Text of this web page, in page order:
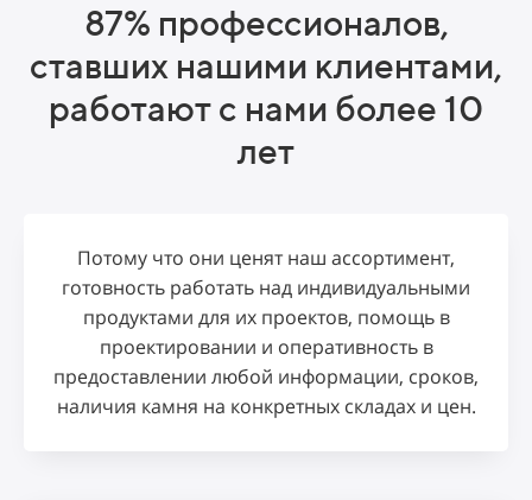
87% профессионалов,
ставших нашими клиентами,
работают с нами более 10
лет
Потому что они ценят наш ассортимент,
готовность работать над индивидуальными
продуктами для их проектов, помощь в
проектировании и оперативность в
предоставлении любой информации, сроков,
наличия камня на конкретных складах и цен.